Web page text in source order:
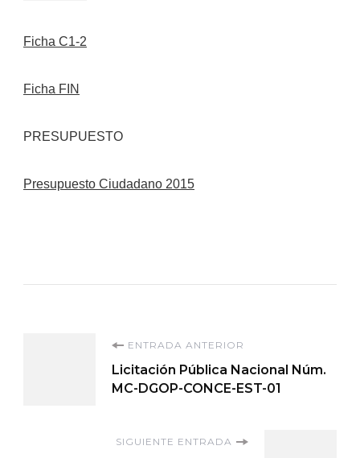
Ficha C1-2
Ficha FIN
PRESUPUESTO
Presupuesto Ciudadano 2015
Navegación
entradas
ENTRADA ANTERIOR
Licitación Pública Nacional Núm.
MC-DGOP-CONCE-EST-01
SIGUIENTE ENTRADA